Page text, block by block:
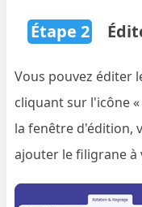
Étape 2
Vous pouvez éditer
cliquant sur l'icône
la fenêtre d'édition,
ajouter le filigrane à